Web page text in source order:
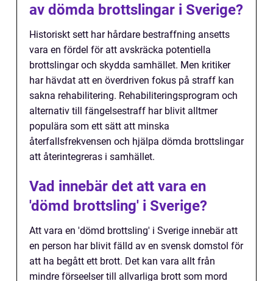
av dömda brottslingar i Sverige?
Historiskt sett har hårdare bestraffning ansetts
vara en fördel för att avskräcka potentiella
brottslingar och skydda samhället. Men kritiker
har hävdat att en överdriven fokus på straff kan
sakna rehabilitering. Rehabiliteringsprogram och
alternativ till fängelsestraff har blivit alltmer
populära som ett sätt att minska
återfallsfrekvensen och hjälpa dömda brottslingar
att återintegreras i samhället.
Vad innebär det att vara en
'dömd brottsling' i Sverige?
Att vara en 'dömd brottsling' i Sverige innebär att
en person har blivit fälld av en svensk domstol för
att ha begått ett brott. Det kan vara allt från
mindre förseelser till allvarliga brott som mord